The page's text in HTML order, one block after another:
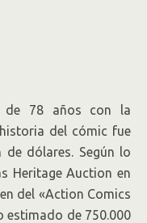
de 78 años con la
del cómic fue
dólares. Según lo
Heritage Auction en
del «Action Comics
estimado de 750.000